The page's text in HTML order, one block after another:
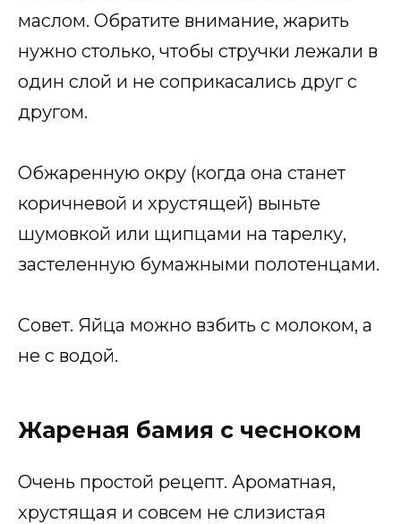
маслом. Обратите внимание, жарить
нужно столько, чтобы стручки лежали в
один слой и не соприкасались друг с
другом.
Обжаренную окру (когда она станет
коричневой и хрустящей) выньте
шумовкой или щипцами на тарелку,
застеленную бумажными полотенцами.
Совет. Яйца можно взбить с молоком, а
не с водой.
Жареная бамия с чесноком
Очень простой рецепт. Ароматная,
хрустящая и совсем не слизистая